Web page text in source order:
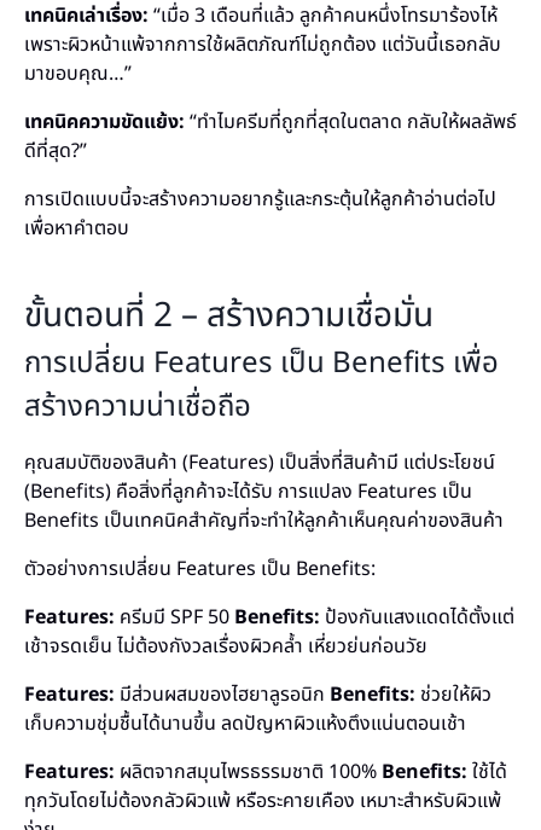
เทคนิคเล่าเรื่อง: “เมื่อ 3 เดือนที่แล้ว ลูกค้าคนหนึ่งโทรมาร้องไห้
เพราะผิวหน้าแพ้จากการใช้ผลิตภัณฑ์ไม่ถูกต้อง แต่วันนี้เธอกลับ
มาขอบคุณ…”
เทคนิคความขัดแย้ง: “ทำไมครีมที่ถูกที่สุดในตลาด กลับให้ผลลัพธ์
ดีที่สุด?”
การเปิดแบบนี้จะสร้างความอยากรู้และกระตุ้นให้ลูกค้าอ่านต่อไป
เพื่อหาคำตอบ
ขั้นตอนที่ 2 – สร้างความเชื่อมั่น
การเปลี่ยน Features เป็น Benefits เพื่อ
สร้างความน่าเชื่อถือ
คุณสมบัติของสินค้า (Features) เป็นสิ่งที่สินค้ามี แต่ประโยชน์
(Benefits) คือสิ่งที่ลูกค้าจะได้รับ การแปลง Features เป็น
Benefits เป็นเทคนิคสำคัญที่จะทำให้ลูกค้าเห็นคุณค่าของสินค้า
ตัวอย่างการเปลี่ยน Features เป็น Benefits:
Features: ครีมมี SPF 50 Benefits: ป้องกันแสงแดดได้ตั้งแต่
เช้าจรดเย็น ไม่ต้องกังวลเรื่องผิวคล้ำ เหี่ยวย่นก่อนวัย
Features: มีส่วนผสมของไฮยาลูรอนิก Benefits: ช่วยให้ผิว
เก็บความชุ่มชื้นได้นานขึ้น ลดปัญหาผิวแห้งตึงแน่นตอนเช้า
Features: ผลิตจากสมุนไพรธรรมชาติ 100% Benefits: ใช้ได้
ทุกวันโดยไม่ต้องกลัวผิวแพ้ หรือระคายเคือง เหมาะสำหรับผิวแพ้